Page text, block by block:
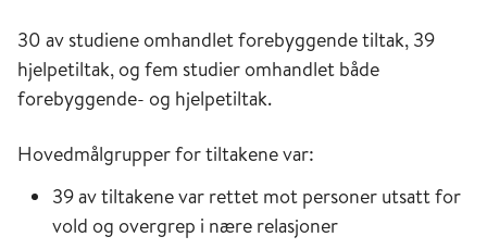
30 av studiene omhandlet forebyggende tiltak, 39
hjelpetiltak, og fem studier omhandlet både
forebyggende- og hjelpetiltak.
Hovedmålgrupper for tiltakene var:
39 av tiltakene var rettet mot personer utsatt for
vold og overgrep i nære relasjoner